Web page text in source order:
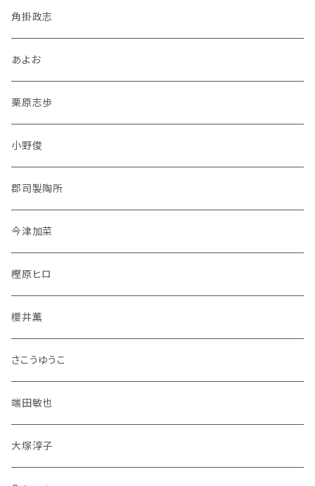
角掛政志
あよお
栗原志歩
小野俊
郡司製陶所
今津加菜
樫原ヒロ
櫻井薫
さこうゆうこ
端田敏也
大塚淳子